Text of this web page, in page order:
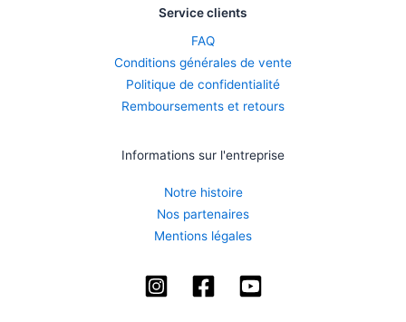
Service clients
FAQ
Conditions générales de vente
Politique de confidentialité
Remboursements et retours
Informations sur l'entreprise
Notre histoire
Nos partenaires
Mentions légales